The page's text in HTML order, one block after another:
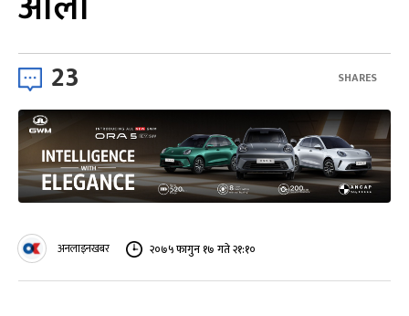
23 SHARES
अनलाइनखबर २०७५ फागुन १७ गते २१:१०